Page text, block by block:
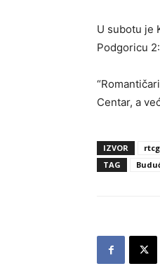
U subotu je
Podgoricu
Centar, a
IZVOR
TAG